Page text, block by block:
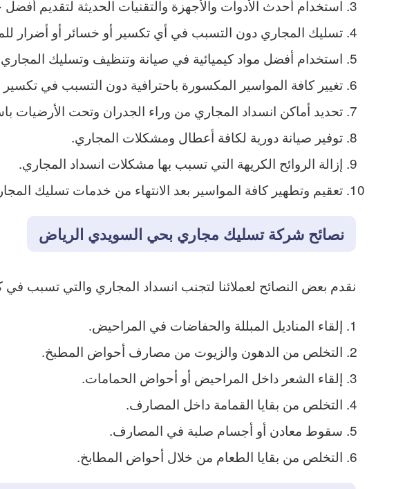
استخدام أحدث الأدوات والأجهزة والتقنيات الحديثة لتقديم
تسليك المجاري دون التسبب في أي تكسير أو خسائر أو أضرار
استخدام أفضل مواد كيميائية في صيانة وتنظيف وتسليك
تغيير كافة المواسير المكسورة باحترافية دون التسبب في تكسير
تحديد أماكن انسداد المجاري من وراء الجدران وتحت الأرضيات
توفير صيانة دورية لكافة أعطال ومشكلات المجاري.
إزالة الروائح الكريهة التي تسبب بها مشكلات انسداد المجاري.
تعقيم وتطهير كافة المواسير بعد الانتهاء من خدمات تسليك
نصائح شركة تسليك مجاري بحي السويدي الرياض
نقدم بعض النصائح لعملائنا لتجنب انسداد المجاري والتي تسبب
إلقاء المناديل المبللة والحفاضات في المراحيض.
التخلص من الدهون والزيوت من مصارف أحواض المطبخ.
إلقاء الشعر داخل المراحيض أو أحواض الحمامات.
التخلص من بقايا القمامة داخل المصارف.
سقوط معادن أو أجسام صلبة في المصارف.
التخلص من بقايا الطعام من خلال أحواض المطابخ.